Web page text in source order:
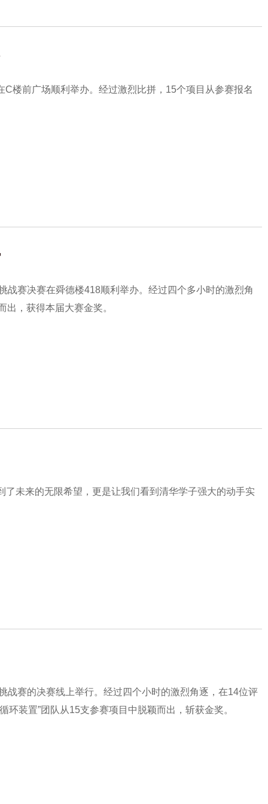
楼前广场顺利举办。经过激烈比拼，15个项目从参赛报名
赛决赛在舜德楼418顺利举办。经过四个多小时的激烈角
，获得本届大赛金奖。
未来的无限希望，更是让我们看到清华学子强大的动手实
赛的决赛线上举行。经过四个小时的激烈角逐，在14位评
装置”团队从15支参赛项目中脱颖而出，斩获金奖。